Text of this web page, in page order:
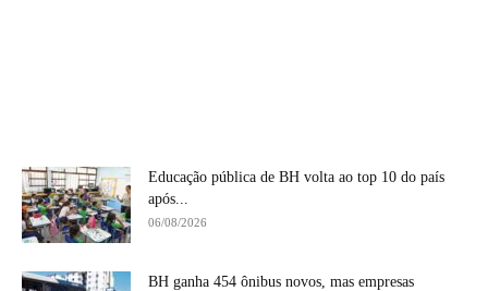
Educação pública de BH volta ao top 10 do país
após...
06/08/2026
BH ganha 454 ônibus novos, mas empresas